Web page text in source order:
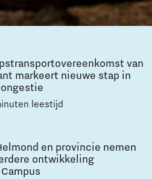
van
markeert nieuwe stap in
leestijd
en provincie nemen
ontwikkeling